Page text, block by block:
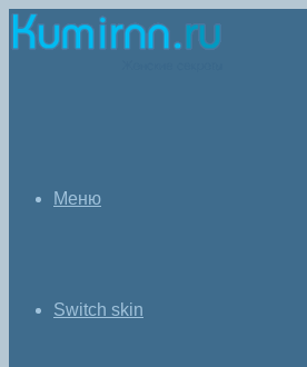
Меню
Switch skin